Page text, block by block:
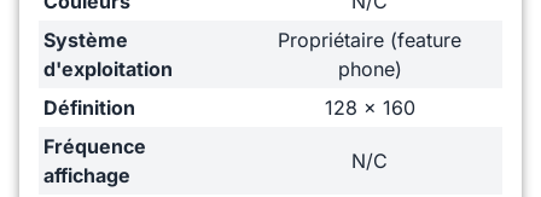
Système
d'exploitation
Propriétaire (feature
phone)
Définition
128 x 160
Fréquence
affichage
N/C